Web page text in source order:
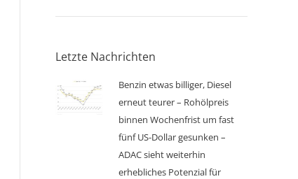
Letzte Nachrichten
Benzin etwas billiger, Diesel
erneut teurer – Rohölpreis
binnen Wochenfrist um fast
fünf US-Dollar gesunken –
ADAC sieht weiterhin
erhebliches Potenzial für